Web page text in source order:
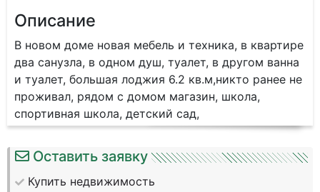
Описание
В новом доме новая мебель и техника, в квартире
два санузла, в одном душ, туалет, в другом ванна
и туалет, большая лоджия 6.2 кв.м,никто ранее не
проживал, рядом с домом магазин, школа,
спортивная школа, детский сад,
Оставить заявку
Купить недвижимость